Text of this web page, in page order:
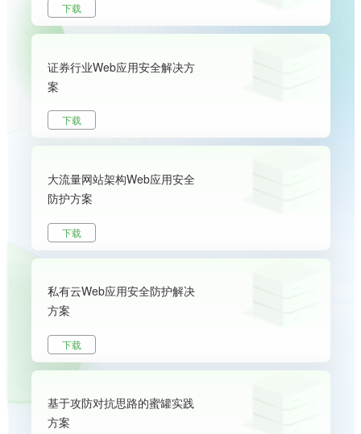
下载
证券行业Web应用安全解决方
案
下载
大流量网站架构Web应用安全
防护方案
下载
私有云Web应用安全防护解决
方案
下载
基于攻防对抗思路的蜜罐实践
方案